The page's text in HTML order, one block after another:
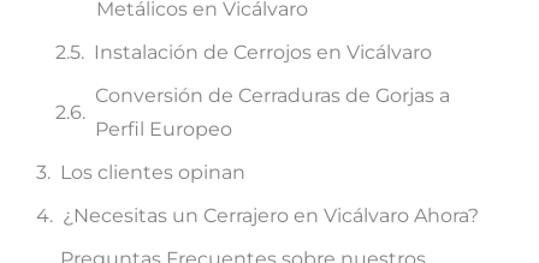
Metálicos en Vicálvaro
Instalación de Cerrojos en Vicálvaro
Conversión de Cerraduras de Gorjas a
Perfil Europeo
Los clientes opinan
¿Necesitas un Cerrajero en Vicálvaro Ahora?